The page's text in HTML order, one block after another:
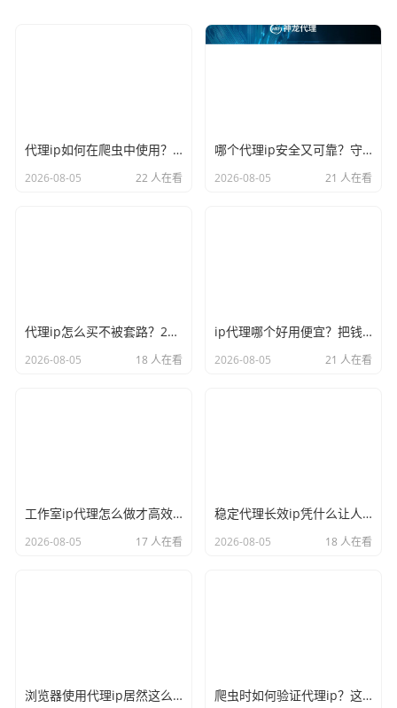
代理ip如何在爬虫中使用？这份保姆级玩法请收好
2026-08-05 22 人在看
哪个代理ip安全又可靠？守住底线的挑选逻辑在这
2026-08-05 21 人在看
代理ip怎么买不被套路？2026年下单前的必读功课
2026-08-05 18 人在看
ip代理哪个好用便宜？把钱花在刀刃上的选购思路
2026-08-05 21 人在看
工作室ip代理怎么做才高效？多人协作也能井井有条
2026-08-05 17 人在看
稳定代理长效ip凭什么让人放心？背后的门道一次说清
2026-08-05 18 人在看
浏览器使用代理ip居然这么顺手？几分钟搞定不求人 爬虫时如何验证代理ip？这一招能让你的数据稳稳到手